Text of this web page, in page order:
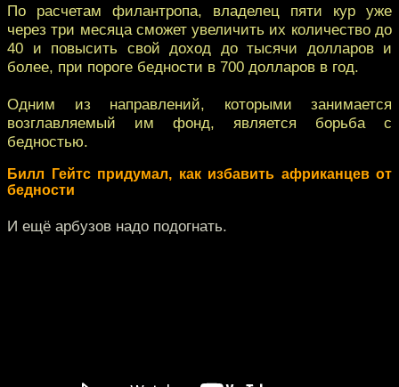
По расчетам филантропа, владелец пяти кур уже
через три месяца сможет увеличить их количество до
40 и повысить свой доход до тысячи долларов и
более, при пороге бедности в 700 долларов в год.
Одним из направлений, которыми занимается
возглавляемый им фонд, является борьба с
бедностью.
Билл Гейтс придумал, как избавить африканцев от
бедности
И ещё арбузов надо подогнать.